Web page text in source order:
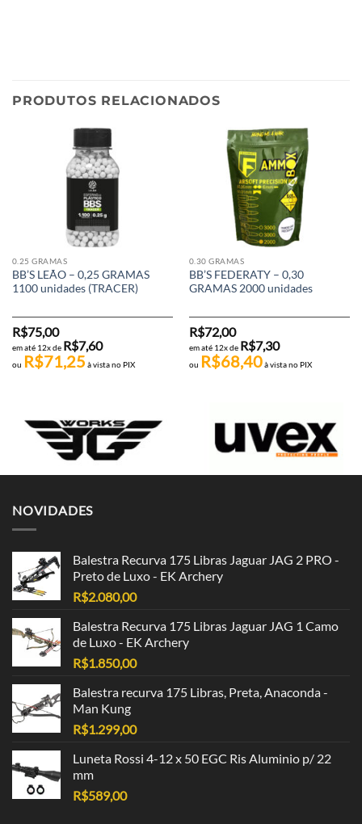
PRODUTOS RELACIONADOS
0.25 GRAMAS
BB’S LEÃO – 0,25 GRAMAS
1100 unidades (TRACER)
R$75,00
em até 12x de R$7,60
ou R$71,25 à vista no PIX
0.30 GRAMAS
BB’S FEDERATY – 0,30
GRAMAS 2000 unidades
R$72,00
em até 12x de R$7,30
ou R$68,40à vista no PIX
NOVIDADES
Balestra Recurva 175 Libras Jaguar JAG 2 PRO -
Preto de Luxo - EK Archery
R$2.080,00
Balestra Recurva 175 Libras Jaguar JAG 1 Camo
de Luxo - EK Archery
R$1.850,00
Balestra recurva 175 Libras, Preta, Anaconda -
Man Kung
R$1.299,00
Luneta Rossi 4-12 x 50 EGC Ris Aluminio p/ 22
mm
R$589,00